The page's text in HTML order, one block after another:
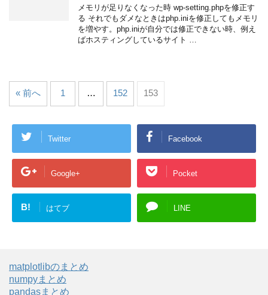
メモリが足りなくなった時 wp-setting.phpを修正す
る それでもダメなときはphp.iniを修正してもメモリ
を増やす。php.iniが自分では修正できない時、例え
ばホスティングしているサイト …
« 前へ 1 … 152 153
Twitter Facebook
Google+ Pocket
B! はてブ LINE
matplotlibのまとめ
numpyまとめ
pandasまとめ